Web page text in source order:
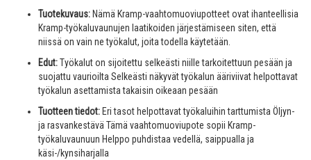
Tuotekuvaus: Nämä Kramp-vaahtomuoviupotteet ovat ihanteellisia
Kramp-työkaluvaunujen laatikoiden järjestämiseen siten, että
niissä on vain ne työkalut, joita todella käytetään.
Edut:Työkalut on sijoitettu selkeästi niille tarkoitettuun pesään ja
suojattu vaurioilta Selkeästi näkyvät työkalun ääriviivat helpottavat
työkalun asettamista takaisin oikeaan pesään
Tuotteen tiedot: Eri tasot helpottavat työkaluihin tarttumista Öljyn-
ja rasvankestävä Tämä vaahtomuoviupote sopii Kramp-
työkaluvaunuun Helppo puhdistaa vedellä, saippualla ja
käsi-/kynsiharjalla